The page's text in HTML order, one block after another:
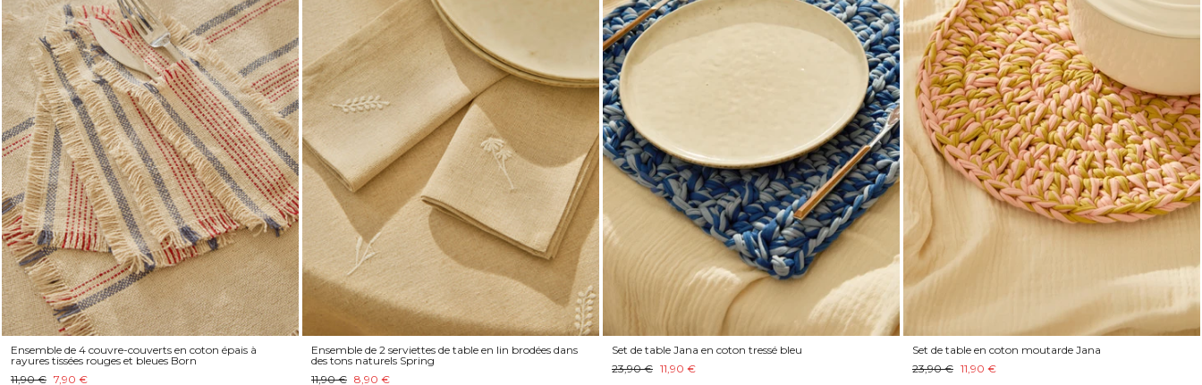
Ensemble de 4 couvre-couverts en coton épais à
rayures tissées rouges et bleues Born
11,90 € 7,90 €
Ensemble de 2 serviettes de table en lin brodées dans
des tons naturels Spring
11,90 € 8,90 €
Set de table Jana en coton tressé bleu
23,90 € 11,90 €
Set de table en coton moutarde Jana
23,90 € 11,90 €